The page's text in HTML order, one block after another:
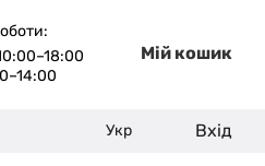
Мій кошик
Укр Вхід